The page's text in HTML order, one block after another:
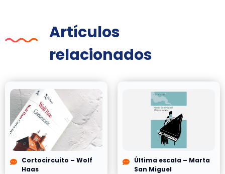
Artículos
relacionados
Cortocircuito – Wolf
Haas
Última escala – Marta
San Miguel